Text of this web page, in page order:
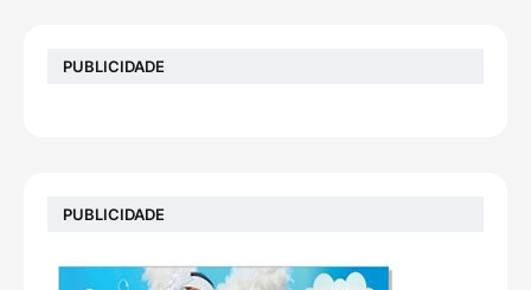
PUBLICIDADE
PUBLICIDADE